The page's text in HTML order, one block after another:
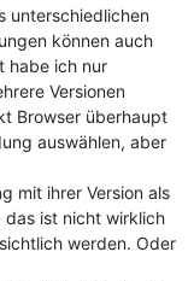
unterschiedlichen
können auch
habe ich nur
Versionen
Browser überhaupt
auswählen, aber
mit ihrer Version als
das ist nicht wirklich
werden. Oder